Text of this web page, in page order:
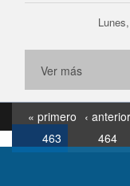
Ver más
« primero ‹ anterior
463
464